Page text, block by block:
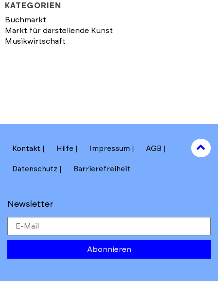
KATEGORIEN
Buchmarkt
Markt für darstellende Kunst
Musikwirtschaft
Kontakt Hilfe Impressum AGB
Datenschutz Barrierefreiheit
Newsletter
Abonnieren
to
top